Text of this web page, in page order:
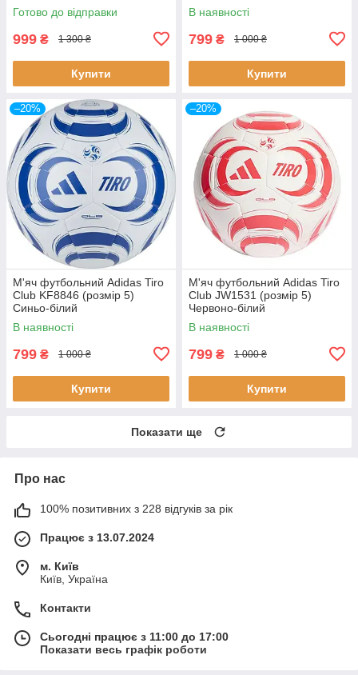
Готово до відправки
999 ₴ 1 300 ₴
Купити
В наявності
799 ₴ 1 000 ₴
Купити
–20%
М'яч футбольний Adidas Tiro
Club KF8846 (розмір 5)
Синьо-білий
В наявності
799 ₴ 1 000 ₴
Купити
–20%
М'яч футбольний Adidas Tiro
Club JW1531 (розмір 5)
Червоно-білий
В наявності
799 ₴ 1 000 ₴
Купити
Показати ще
Про нас
100% позитивних з 228 відгуків за рік
Працює з 13.07.2024
м. Київ
Київ, Україна
Контакти
Сьогодні працює з 11:00 до 17:00
Показати весь графік роботи